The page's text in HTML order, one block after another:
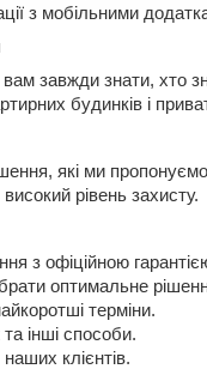
з мобільними
завжди знати, хто
будинків і
які ми
рівень захисту.
з офіційною
оптимальне
терміни.
інші способи.
клієнтів.